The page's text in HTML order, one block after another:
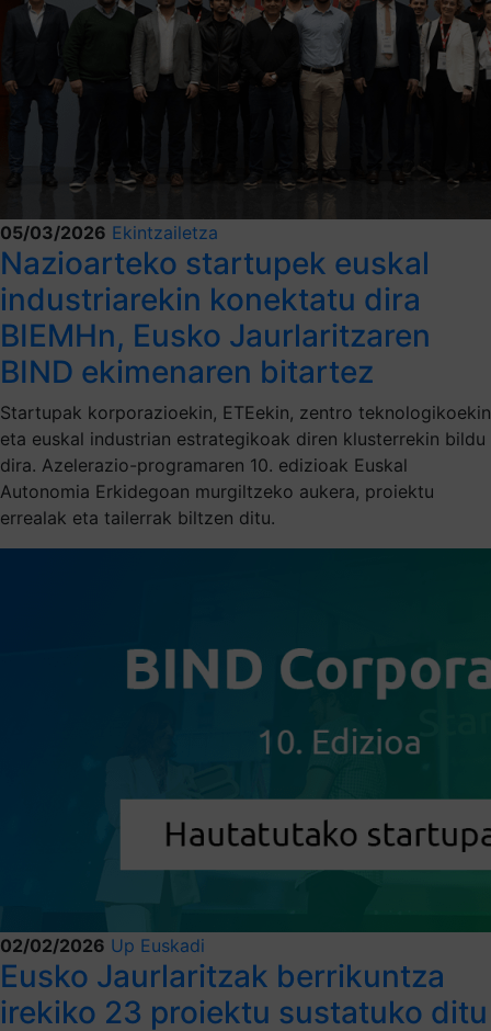
05/03/2026 Ekintzailetza
Nazioarteko startupek euskal
industriarekin konektatu dira
BIEMHn, Eusko Jaurlaritzaren
BIND ekimenaren bitartez
Startupak korporazioekin, ETEekin, zentro teknologikoekin
eta euskal industrian estrategikoak diren klusterrekin bildu
dira. Azelerazio-programaren 10. edizioak Euskal
Autonomia Erkidegoan murgiltzeko aukera, proiektu
errealak eta tailerrak biltzen ditu.
02/02/2026 Up Euskadi
Eusko Jaurlaritzak berrikuntza
irekiko 23 proiektu sustatuko ditu